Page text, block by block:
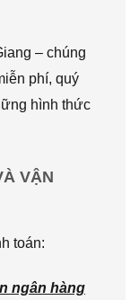
– chúng
phí, quý
hình thức
VẬN
toán:
ngân hàng